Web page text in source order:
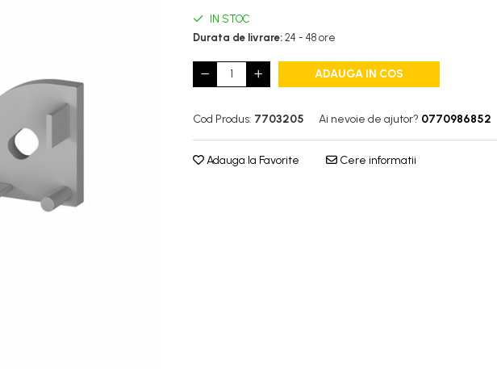
IN STOC
Durata de livrare: 24 - 48 ore
ADAUGA IN COS
Cod Produs: 7703205 Ai nevoie de ajutor? 0770986852
Adauga la Favorite Cere informatii